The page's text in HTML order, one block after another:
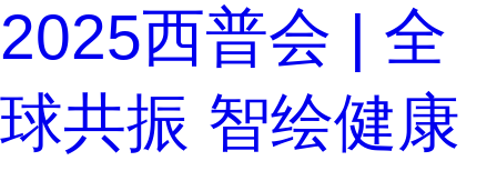
2025西普会 | 全
球共振 智绘健康